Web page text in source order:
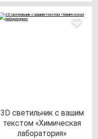
3D све­тиль­ник с ва­шим
тек­стом «Хими­чес­кая
ла­бо­ра­то­рия»